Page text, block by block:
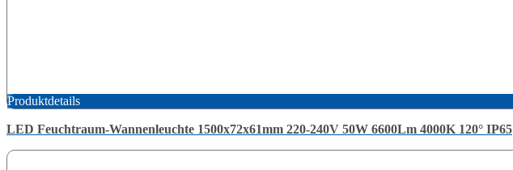
Produktdetails
LED Feuchtraum-Wannenleuchte 1500x72x61mm 220-240V 50W 6600Lm 4000K 120° IP65